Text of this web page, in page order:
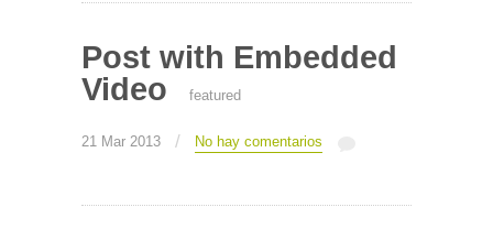
Post with Embedded
Video
featured
21 Mar 2013 / No hay comentarios